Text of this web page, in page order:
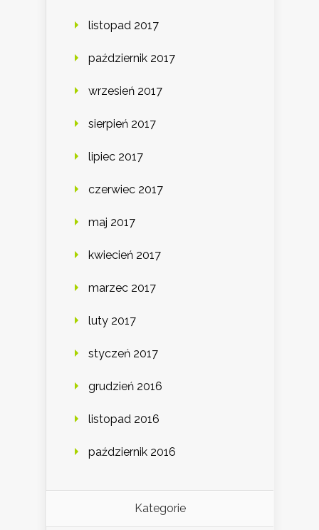
listopad 2017
październik 2017
wrzesień 2017
sierpień 2017
lipiec 2017
czerwiec 2017
maj 2017
kwiecień 2017
marzec 2017
luty 2017
styczeń 2017
grudzień 2016
listopad 2016
październik 2016
Kategorie